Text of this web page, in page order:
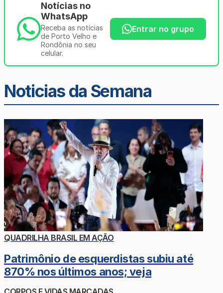
Notícias no
WhatsApp
Receba as notícias
de Porto Velho e
Rondônia no seu
celular.
Entrar no grupo
Noticias da Semana
QUADRILHA BRASIL EM AÇÃO
Patrimônio de esquerdistas subiu até
870% nos últimos anos; veja